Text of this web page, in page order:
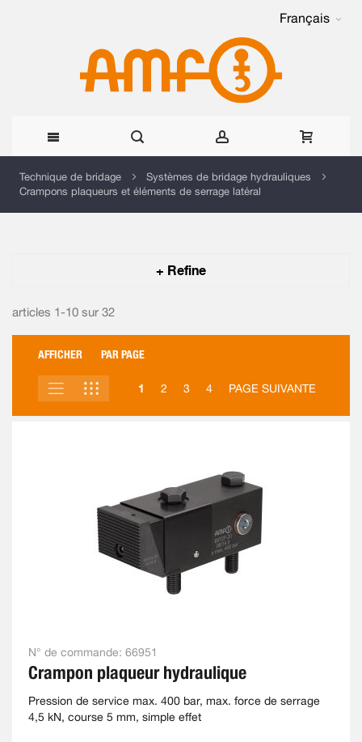
Français
Allez
Technique de bridage
Systèmes de bridage hydrauliques
Crampons plaqueurs et éléments de serrage latéral
+ Refine
articles 1-10 sur 32
AFFICHER PAR PAGE
1 2 3 4 PAGE SUIVANTE
AFFICHER
EN
LISTE GRILLE
N° de commande: 66951
Crampon plaqueur hydraulique
Pression de service max. 400 bar, max. force de serrage
4,5 kN, course 5 mm, simple effet